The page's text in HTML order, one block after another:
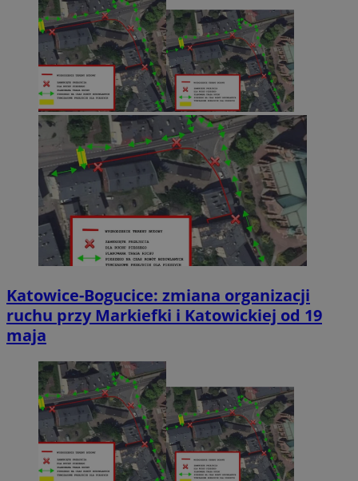
Katowice-Bogucice: zmiana organizacji
ruchu przy Markiefki i Katowickiej od 19
maja